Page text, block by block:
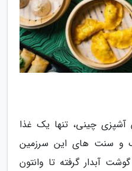
آشپزی چینی، تنها یک غذا
و سنت های این سرزمین
آبدار گرفته تا وانتون